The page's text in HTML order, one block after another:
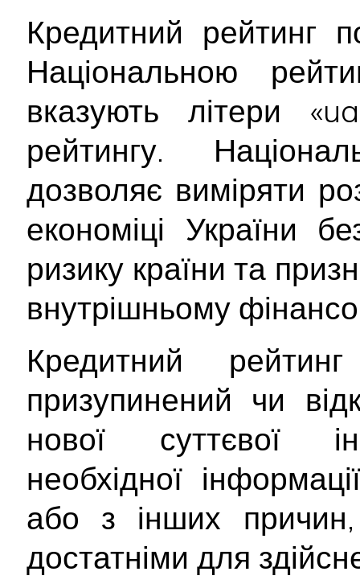
Кредитний рейтинг
Національною
вказують літери
рейтингу.
дозволяє виміряти
економіці України
ризику країни та
внутрішньому
Кредитний
призупинений чи
нової суттєвої
необхідної
або з інших причин,
достатніми для